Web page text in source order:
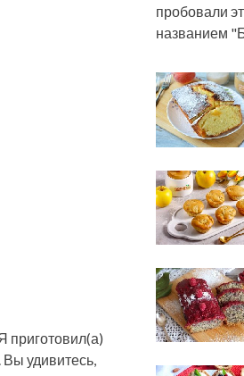
приготовил(а)
удивитесь,
пробовали
названием